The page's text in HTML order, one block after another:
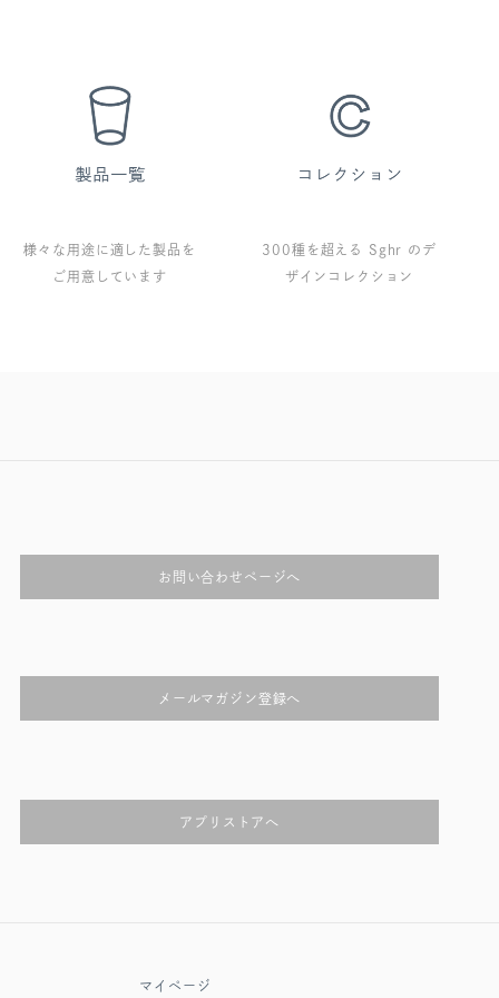
様々な用途に適した製品を
ご用意しています
300種を超える Sghr のデ
ザインコレクション
お問い合わせページへ
メールマガジン登録へ
アプリストアへ
マイページ